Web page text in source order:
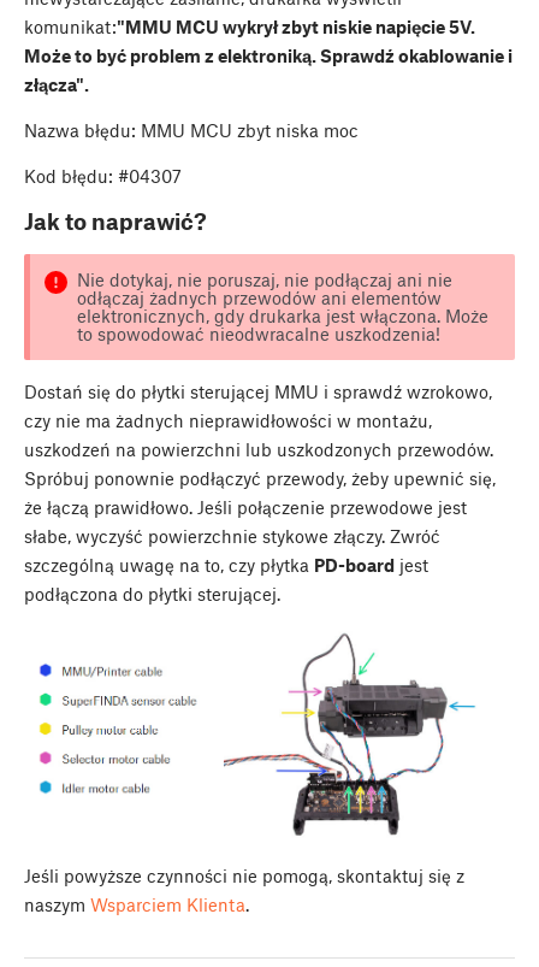
komunikat:"MMU MCU wykrył zbyt niskie napięcie 5V.
Może to być problem z elektroniką. Sprawdź okablowanie i
złącza".
Nazwa błędu: MMU MCU zbyt niska moc
Kod błędu: #04307
Jak to naprawić?
Nie dotykaj, nie poruszaj, nie podłączaj ani nie
odłączaj żadnych przewodów ani elementów
elektronicznych, gdy drukarka jest włączona. Może
to spowodować nieodwracalne uszkodzenia!
Dostań się do płytki sterującej MMU i sprawdź wzrokowo,
czy nie ma żadnych nieprawidłowości w montażu,
uszkodzeń na powierzchni lub uszkodzonych przewodów.
Spróbuj ponownie podłączyć przewody, żeby upewnić się,
że łączą prawidłowo. Jeśli połączenie przewodowe jest
słabe, wyczyść powierzchnie stykowe złączy. Zwróć
szczególną uwagę na to, czy płytka PD-board jest
podłączona do płytki sterującej.
Jeśli powyższe czynności nie pomogą, skontaktuj się z
naszym Wsparciem Klienta.